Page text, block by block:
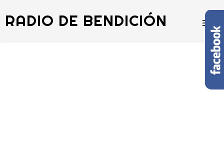
RADIO DE BENDICIÓN